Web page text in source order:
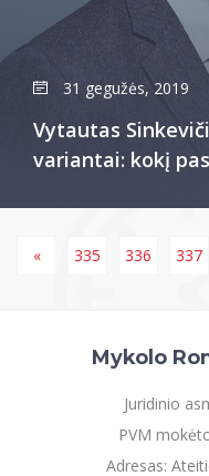
31 gegužės, 2019
Vytautas
variantai: kokį
« 335 336 337
Mykolo
Juridinio
PVM
Adresas: